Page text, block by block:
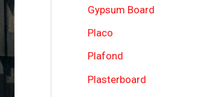
Gypsum Board
Placo
Plafond
Plasterboard